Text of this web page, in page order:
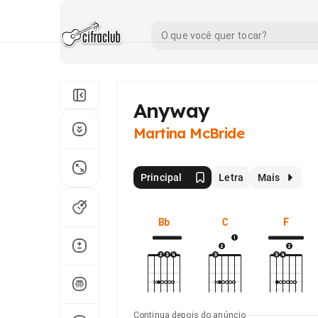
Anyway
Martina McBride
Principal Letra Mais
Bb C F
Continua depois do anúncio